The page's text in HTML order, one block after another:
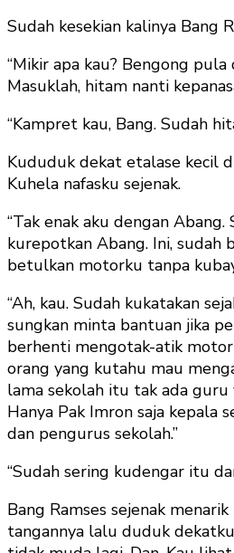
Sudah kesekian kalinya Bang
“Mikir apa kau? Bengong
Masuklah, hitam nanti
“Kampret kau, Bang. Sudah
Kududuk dekat etalase kecil
Kuhela nafasku sejenak.
“Tak enak aku dengan Abang.
kurepotkan Abang. Ini, sudah
betulkan motorku tanpa
“Ah, kau. Sudah kukatakan
sungkan minta bantuan jika
berhenti mengotak-atik
orang yang kutahu mau
lama sekolah itu tak ada
Hanya Pak Imron saja kepala
dan pengurus sekolah.”
“Sudah sering kudengar itu
Bang Ramses sejenak
tangannya lalu duduk